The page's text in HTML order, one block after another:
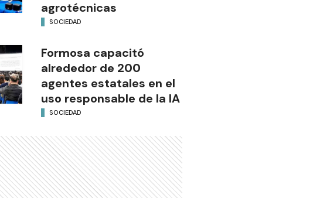
agrotécnicas
SOCIEDAD
Formosa capacitó
alrededor de 200
agentes estatales en el
uso responsable de la IA
SOCIEDAD